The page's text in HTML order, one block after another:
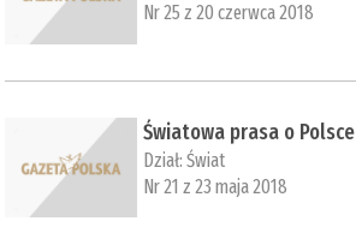
Nr 25 z 20 czerwca 2018
Światowa prasa o Polsce
Dział:Świat
Nr 21 z 23 maja 2018